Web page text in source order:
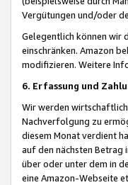
Vergütungen und/oder
Gelegentlich können wir
einschränken. Amazon
modifizieren. Weitere
6. Erfassung und
Wir werden
Nachverfolgung zu
diesem Monat verdient
auf den nächsten Betrag
über oder unter dem in
eine Amazon-Webseite